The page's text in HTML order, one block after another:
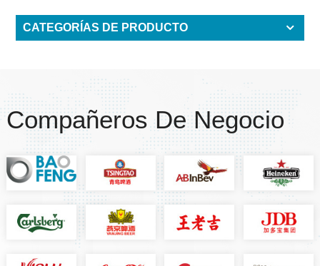
bebidas gaseosas Bpani
CATEGORÍAS DE PRODUCTO
Compañeros De Negocio